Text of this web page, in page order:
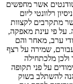
אשר מחפשים
רלוונטי ליום
מתקרבים לקצוות
על פי עינת מאפקה,
ערב, מאחר והם
שמירה על רצף
ולכן מלכתחילה
על פני תקופה
להשתלב בשוק